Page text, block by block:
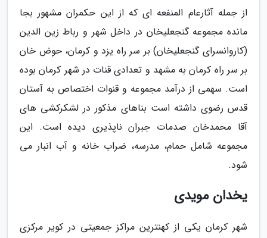
از جمله آثارعام المنفعه ای که از این حکمران مشهور بجا
مانده مجموعه گنجعلیخان در داخل شهر و رباط زین الدین
(کاروانسرای گنجعلیخان) بر سر راه یزد و کرمان، حوض خان
بر سر راه کرمان به مشهد و تعدادی قنات در شهر کرمان بوده
است. سهمی از درآمد مجموعه و قنوات اختصاص به آستان
قدس رضوی داشته است بناهای مذکور در لشکرکشی های
آقا محمدخان صدمات جبران ناپذیری دیده است. این
مجموعه شامل حمام، مدرسه، ضراب خانه و آب انبار می
شود.
یخدان مویدی
شهر کرمان یکی از کهنترین مراکز جمعیتی در کویر مرکزی